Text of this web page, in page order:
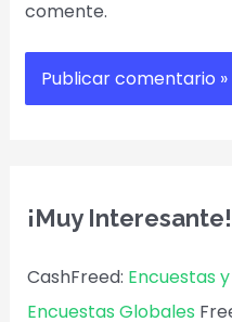
comente.
¡Muy
CashFreed: Encuestas
Encuestas Globales